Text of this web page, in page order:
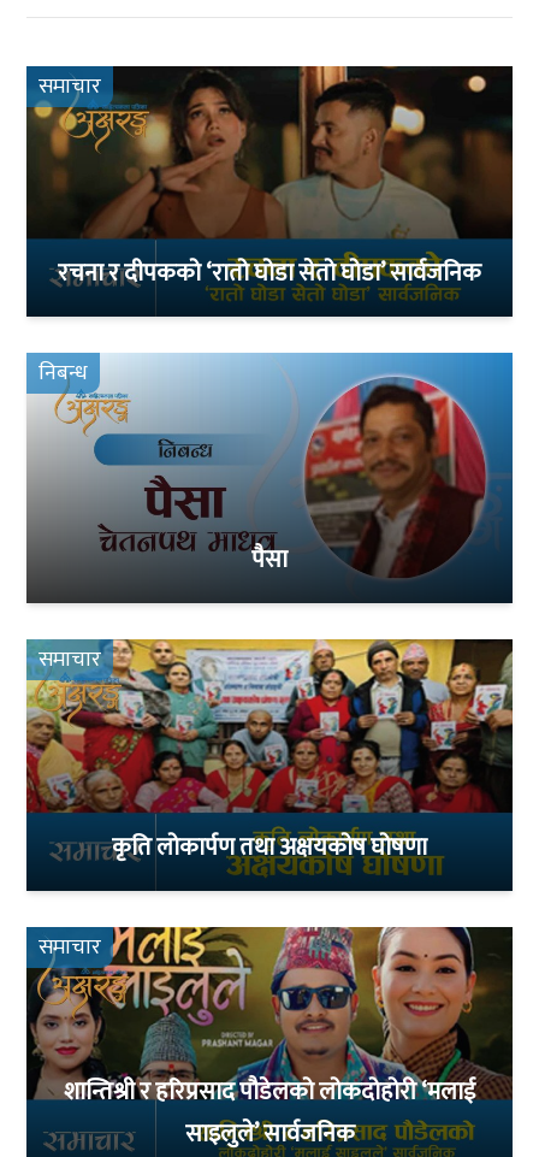
समाचार
रचना र दीपकको ‘रातो घोडा सेतो घोडा’ सार्वजनिक
निबन्ध
पैसा
समाचार
कृति लोकार्पण तथा अक्षयकोष घोषणा
समाचार
शान्तिश्री र हरिप्रसाद पौडेलको लोकदोहोरी ‘मलाई
साइलुले’ सार्वजनिक